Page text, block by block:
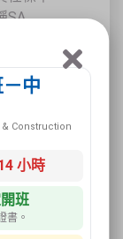
SA
權益公
視婦女
，適
模的組
及供應
中
Construction
小時
班
書。